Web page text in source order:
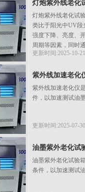
灯炮紫外线老化
灯炮紫外线老化试
类比于阳光中UV段
强度下降、亮度、
周期等因素，同时
失效，从而广泛用
更新时间:2025-10-21
紫外线加速老化
紫外线加速老化仪
件，以加速测试油
更新时间:2025-07-30
油墨紫外老化试
油墨紫外老化试验
条件，以加速测试